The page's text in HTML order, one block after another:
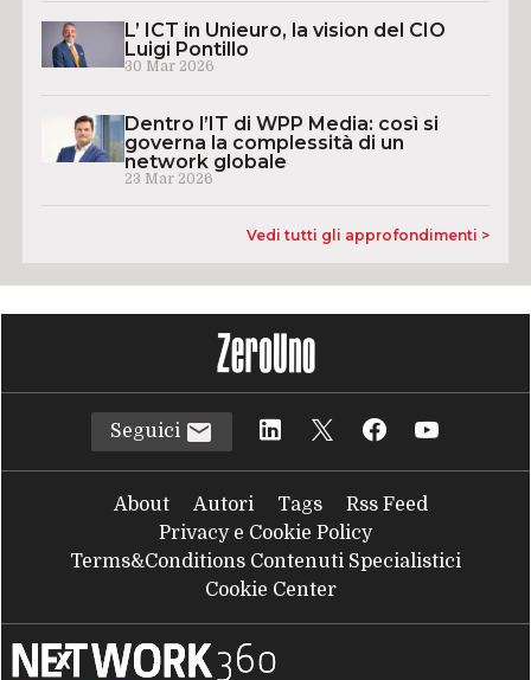
L’ ICT in Unieuro, la vision del CIO
Luigi Pontillo
30 Mar 2026
Dentro l’IT di WPP Media: così si
governa la complessità di un
network globale
23 Mar 2026
Vedi tutti gli approfondimenti >
Seguici
About Autori Tags
Rss Feed
Privacy e Cookie Policy
Terms&Conditions Contenuti Specialistici
Cookie Center